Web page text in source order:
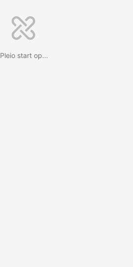
Pleio start op...